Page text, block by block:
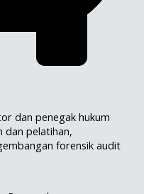
dan penegak hukum
dan pelatihan,
forensik audit